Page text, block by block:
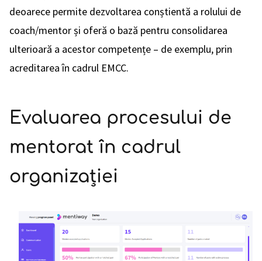
deoarece permite dezvoltarea conștientă a rolului de
coach/mentor și oferă o bază pentru consolidarea
ulterioară a acestor competențe – de exemplu, prin
acreditarea în cadrul EMCC.
Evaluarea procesului de
mentorat în cadrul
organizației